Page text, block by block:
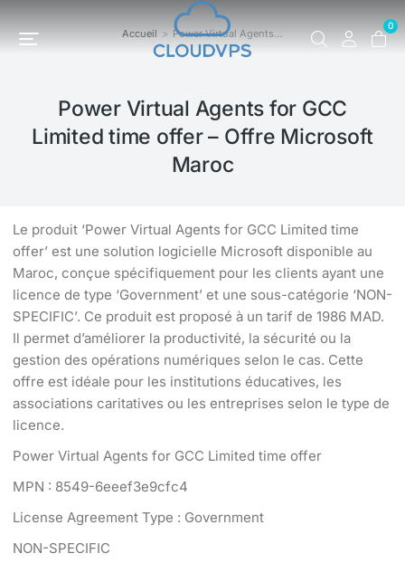
0
Vous êtes ici : Accueil Power Virtual Agents…
Power Virtual Agents for GCC
Limited time offer – Offre Microsoft
Maroc
Le produit ‘Power Virtual Agents for GCC Limited time
offer’ est une solution logicielle Microsoft disponible au
Maroc, conçue spécifiquement pour les clients ayant une
licence de type ‘Government’ et une sous-catégorie ‘NON-
SPECIFIC’. Ce produit est proposé à un tarif de 1986 MAD.
Il permet d’améliorer la productivité, la sécurité ou la
gestion des opérations numériques selon le cas. Cette
offre est idéale pour les institutions éducatives, les
associations caritatives ou les entreprises selon le type de
licence.
Power Virtual Agents for GCC Limited time offer
MPN : 8549-6eeef3e9cfc4
License Agreement Type : Government
NON-SPECIFIC